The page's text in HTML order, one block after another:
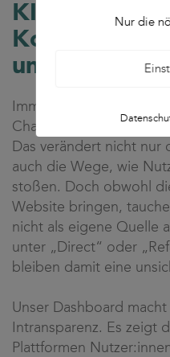
KI macht
und
Immer mehr Menschen
ChatGPT oder
Das verändert nicht nur
auch die Wege, wie
stoßen. Doch obwohl
Website bringen,
nicht als eigene Quelle
unter „Direct“ oder
bleiben damit eine
Unser Dashboard
Intransparenz. Es zeigt
Plattformen
Nur die